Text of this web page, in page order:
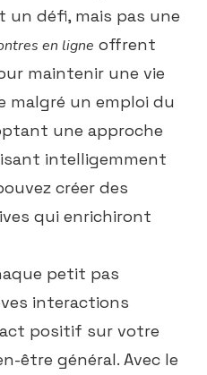
un défi, mais pas une
en ligne offrent
maintenir une vie
malgré un emploi du
une approche
intelligemment
créer des
qui enrichiront
petit pas
interactions
positif sur votre
être général. Avec le